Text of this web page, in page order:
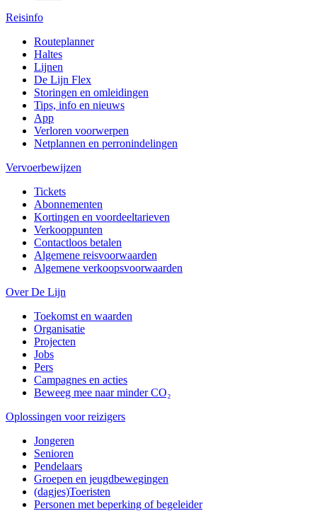
Reisinfo
Routeplanner
Haltes
Lijnen
De Lijn Flex
Storingen en omleidingen
Tips, info en nieuws
App
Verloren voorwerpen
Netplannen en perronindelingen
Vervoerbewijzen
Tickets
Abonnementen
Kortingen en voordeeltarieven
Verkooppunten
Contactloos betalen
Algemene reisvoorwaarden
Algemene verkoopsvoorwaarden
Over De Lijn
Toekomst en waarden
Organisatie
Projecten
Jobs
Pers
Campagnes en acties
Beweeg mee naar minder CO₂
Oplossingen voor reizigers
Jongeren
Senioren
Pendelaars
Groepen en jeugdbewegingen
(dagjes)Toeristen
Personen met beperking of begeleider